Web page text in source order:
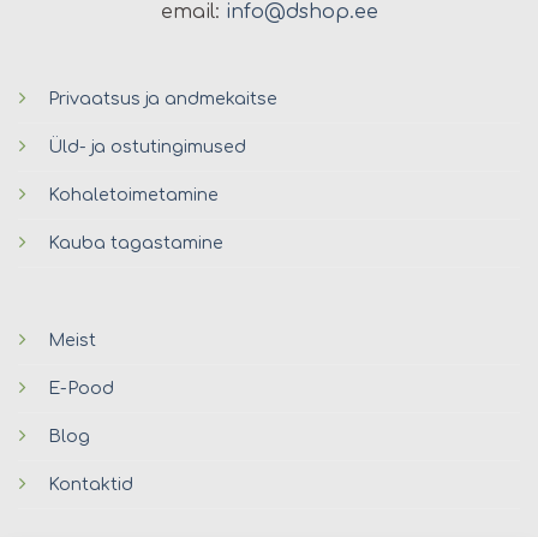
email: info@dshop.ee
Privaatsus ja andmekaitse
Üld- ja ostutingimused
Kohaletoimetamine
Kauba tagastamine
Meist
E-Pood
Blog
Kontaktid